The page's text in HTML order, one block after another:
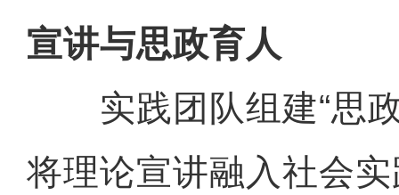
宣讲与思政育人
实践团队组建“思政
将理论宣讲融入社会